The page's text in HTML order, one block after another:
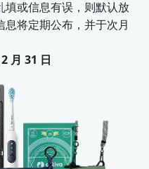
填或信息有误，则默认放
将定期公布，并于次月
月 31 日